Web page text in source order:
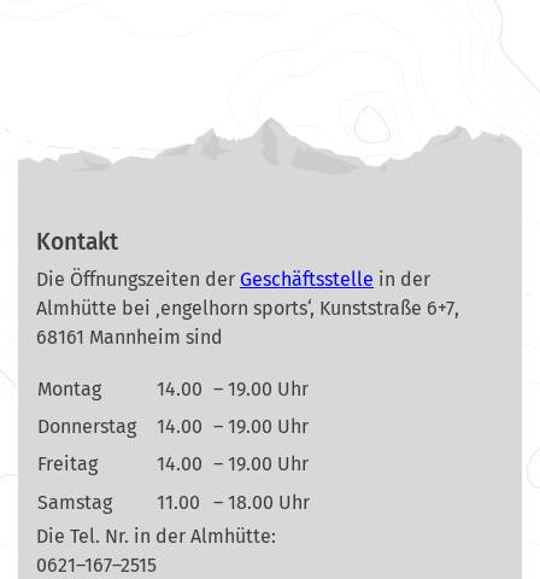
Kontakt
Die Öffnungszeiten der Geschäftsstelle in der
Almhütte bei ‚engelhorn sports‘, Kunststraße 6+7,
68161 Mannheim sind
Montag 14.00 – 19.00 Uhr
Donnerstag
14.00 – 19.00 Uhr
Freitag
14.00 – 19.00 Uhr
Samstag
11.00
– 18.00 Uhr
Die Tel. Nr. in der Almhütte:
0621–167–2515